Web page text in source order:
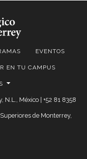
EVENTOS
EN TU CAMPUS
N.L., México | +52 81 8358
de Monterrey,